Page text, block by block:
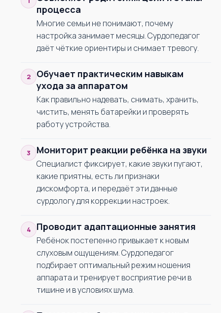
процесса
Многие семьи не понимают, почему
настройка занимает месяцы. Сурдопедагог
даёт чёткие ориентиры и снимает тревогу.
Обучает практическим навыкам
ухода за аппаратом
Как правильно надевать, снимать, хранить,
чистить, менять батарейки и проверять
работу устройства.
Мониторит реакции ребёнка на звуки
Специалист фиксирует, какие звуки пугают,
какие приятны, есть ли признаки
дискомфорта, и передаёт эти данные
сурдологу для коррекции настроек.
Проводит адаптационные занятия
Ребёнок постепенно привыкает к новым
слуховым ощущениям. Сурдопедагог
подбирает оптимальный режим ношения
аппарата и тренирует восприятие речи в
тишине и в условиях шума.